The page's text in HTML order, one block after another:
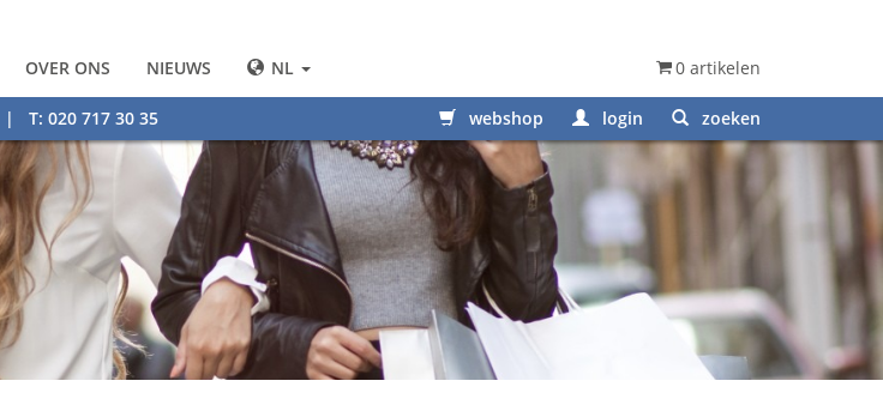
OVER ONS NIEUWS NL 0 artikelen
| T: 020 717 30 35 webshop login zoeken